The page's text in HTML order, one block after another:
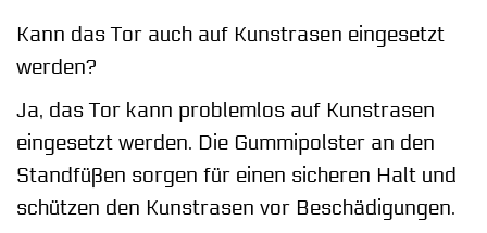
Kann das Tor auch auf Kunstrasen eingesetzt
werden?
Ja, das Tor kann problemlos auf Kunstrasen
eingesetzt werden. Die Gummipolster an den
Standfüßen sorgen für einen sicheren Halt und
schützen den Kunstrasen vor Beschädigungen.